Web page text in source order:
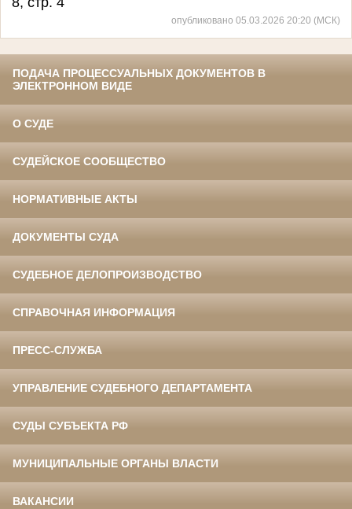
опубликовано 05.03.2026 20:20 (МСК)
ПОДАЧА ПРОЦЕССУАЛЬНЫХ ДОКУМЕНТОВ В
ЭЛЕКТРОННОМ ВИДЕ
О СУДЕ
СУДЕЙСКОЕ СООБЩЕСТВО
НОРМАТИВНЫЕ АКТЫ
ДОКУМЕНТЫ СУДА
СУДЕБНОЕ ДЕЛОПРОИЗВОДСТВО
СПРАВОЧНАЯ ИНФОРМАЦИЯ
ПРЕСС-СЛУЖБА
УПРАВЛЕНИЕ СУДЕБНОГО ДЕПАРТАМЕНТА
СУДЫ СУБЪЕКТА РФ
МУНИЦИПАЛЬНЫЕ ОРГАНЫ ВЛАСТИ
ВАКАНСИИ